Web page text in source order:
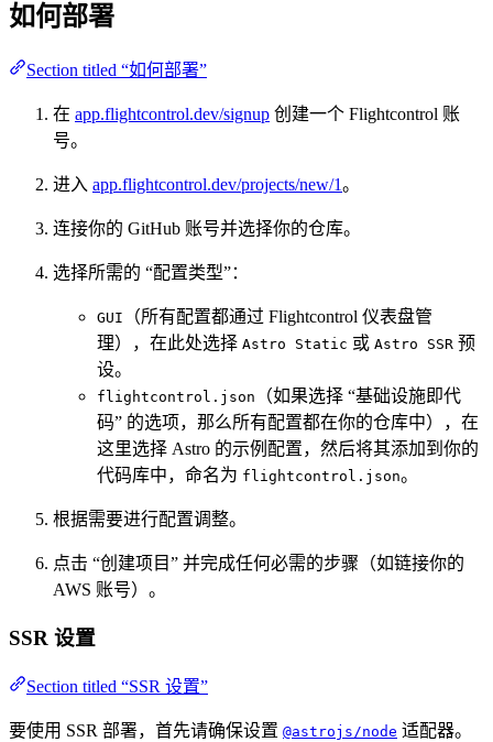
如何部署
Section titled “如何部署”
在 app.flightcontrol.dev/signup 创建一个 Flightcontrol 账
号。
进入 app.flightcontrol.dev/projects/new/1。
连接你的 GitHub 账号并选择你的仓库。
选择所需的 “配置类型”：
GUI
（所有配置都通过 Flightcontrol 仪表盘管
理），在此处选择 Astro Static 或 Astro SSR 预
设。
flightcontrol.json
（如果选择 “基础设施即代
码” 的选项，那么所有配置都在你的仓库中），在
这里选择 Astro 的示例配置，然后将其添加到你的
代码库中，命名为 flightcontrol.json。
根据需要进行配置调整。
点击 “创建项目” 并完成任何必需的步骤（如链接你的
AWS 账号）。
SSR 设置
Section titled “SSR 设置”
要使用 SSR 部署，首先请确保设置 @astrojs/node 适配器。